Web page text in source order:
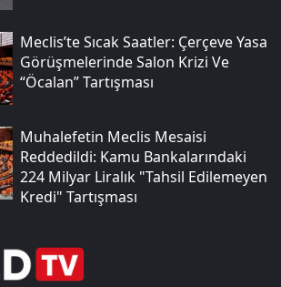
Meclis’te Sıcak Saatler: Çerçeve Yasa
Görüşmelerinde Salon Krizi Ve
“öcalan” Tartışması
Muhalefetin Meclis Mesaisi
Reddedildi: Kamu Bankalarındaki
224 Milyar Liralık "tahsil Edilemeyen
Kredi" Tartışması